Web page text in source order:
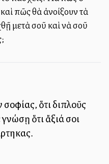
πῶς θὰ ἀνοίξουν τὰ
μετὰ σοῦ καὶ νὰ σοῦ
σοφίας, ὅτι διπλοῦς
ὅτι ἄξιά σοι